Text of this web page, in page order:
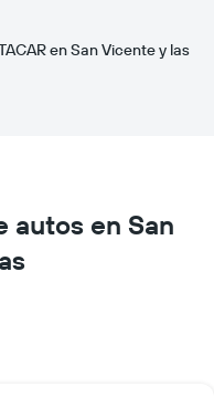
en San Vicente y las
autos en San